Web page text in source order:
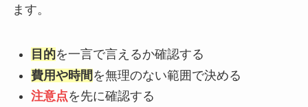
ます。
目的を一言で言えるか確認する
費用や時間 を無理のない範囲で決める
注意点を先に確認する